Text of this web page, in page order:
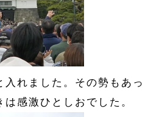
入れました。その勢もあっ
感激ひとしおでした。